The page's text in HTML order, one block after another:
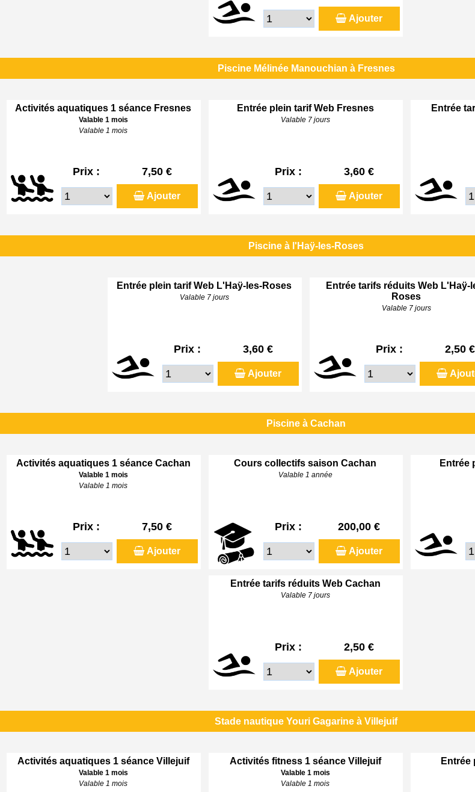
Ajouter
Piscine Mélinée Manouchian à Fresnes
Activités aquatiques 1 séance Fresnes
Valable 1 mois
Valable 1 mois
Prix : 7,50 €
Ajouter
Entrée plein tarif Web Fresnes
Valable 7 jours
Prix : 3,60 €
Ajouter
Entrée
Piscine à l'Haÿ-les-Roses
Entrée plein tarif Web L'Haÿ-les-Roses
Valable 7 jours
Prix : 3,60 €
Ajouter
Entrée tarifs réduits Web L'Haÿ-
Roses
Valable 7 jours
Prix : 2,50 €
Piscine à Cachan
Activités aquatiques 1 séance Cachan
Valable 1 mois
Valable 1 mois
Prix : 7,50 €
Ajouter
Cours collectifs saison Cachan
Valable 1 année
Prix : 200,00 €
Ajouter
Entrée
Entrée tarifs réduits Web Cachan
Valable 7 jours
Prix : 2,50 €
Ajouter
Stade nautique Youri Gagarine à Villejuif
Activités aquatiques 1 séance Villejuif
Valable 1 mois
Valable 1 mois
Activités fitness 1 séance Villejuif
Valable 1 mois
Valable 1 mois
Entrée